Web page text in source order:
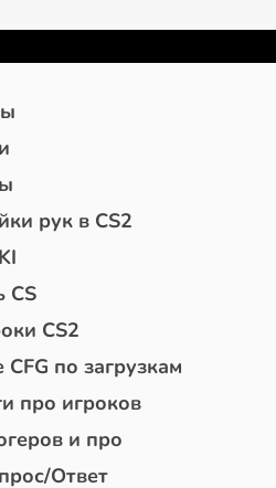
рук в CS2
CS
CS2
по загрузкам
про игроков
и про
Ответ